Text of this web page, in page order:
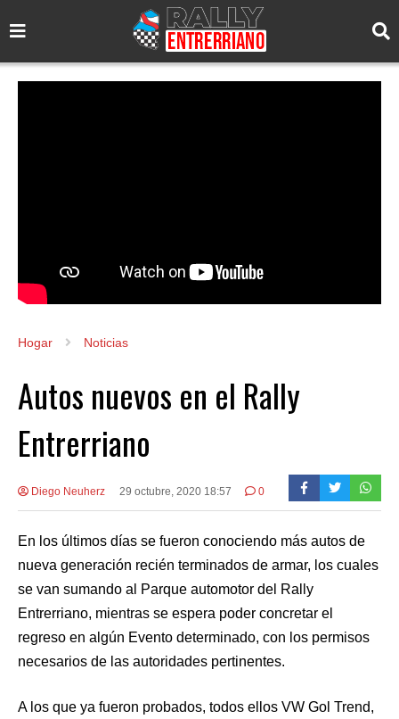
Hogar Noticias
Autos nuevos en el Rally
Entrerriano
Diego Neuherz 29 octubre, 2020 18:57 0
En los últimos días se fueron conociendo más autos de
nueva generación recién terminados de armar, los cuales
se van sumando al Parque automotor del Rally
Entrerriano, mientras se espera poder concretar el
regreso en algún Evento determinado, con los permisos
necesarios de las autoridades pertinentes.
A los que ya fueron probados, todos ellos VW Gol Trend,